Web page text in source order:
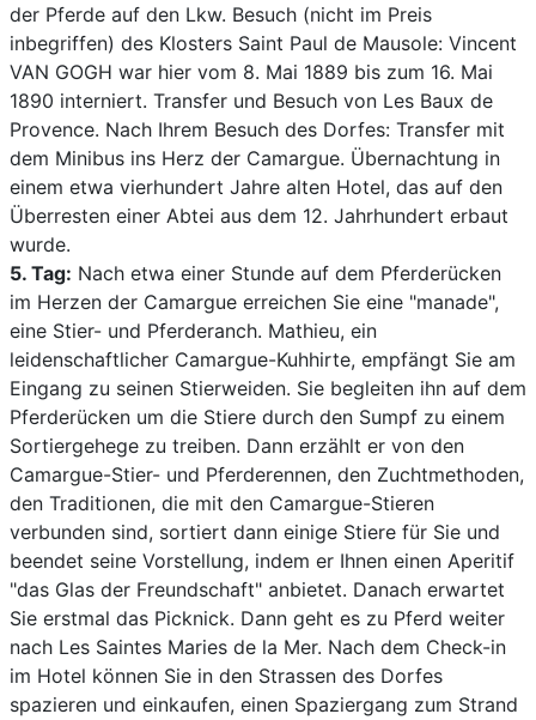
der Pferde auf den Lkw. Besuch (nicht im Preis
inbegriffen) des Klosters Saint Paul de Mausole: Vincent
VAN GOGH war hier vom 8. Mai 1889 bis zum 16. Mai
1890 interniert. Transfer und Besuch von Les Baux de
Provence. Nach Ihrem Besuch des Dorfes: Transfer mit
dem Minibus ins Herz der Camargue. Übernachtung in
einem etwa vierhundert Jahre alten Hotel, das auf den
Überresten einer Abtei aus dem 12. Jahrhundert erbaut
wurde.
5. Tag: Nach etwa einer Stunde auf dem Pferderücken
im Herzen der Camargue erreichen Sie eine "manade",
eine Stier- und Pferderanch. Mathieu, ein
leidenschaftlicher Camargue-Kuhhirte, empfängt Sie am
Eingang zu seinen Stierweiden. Sie begleiten ihn auf dem
Pferderücken um die Stiere durch den Sumpf zu einem
Sortiergehege zu treiben. Dann erzählt er von den
Camargue-Stier- und Pferderennen, den Zuchtmethoden,
den Traditionen, die mit den Camargue-Stieren
verbunden sind, sortiert dann einige Stiere für Sie und
beendet seine Vorstellung, indem er Ihnen einen Aperitif
"das Glas der Freundschaft" anbietet. Danach erwartet
Sie erstmal das Picknick. Dann geht es zu Pferd weiter
nach Les Saintes Maries de la Mer. Nach dem Check-in
im Hotel können Sie in den Strassen des Dorfes
spazieren und einkaufen, einen Spaziergang zum Strand